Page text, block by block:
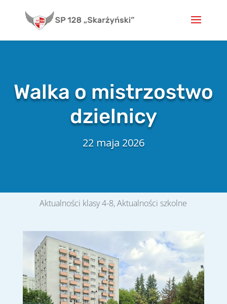
content
Walka o mistrzostwo
dzielnicy
22 maja 2026
Aktualności klasy 4-8,Aktualności szkolne